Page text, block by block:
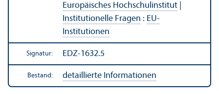
Europäisches Hochschul­institut
Institutionelle Fragen : EU-
Institutionen
Signatur: EDZ-1632.5
Bestand: detaillierte Informationen